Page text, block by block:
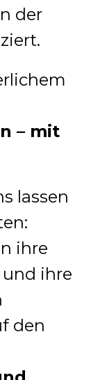
der
– mit
lassen
ihre
ihre
den